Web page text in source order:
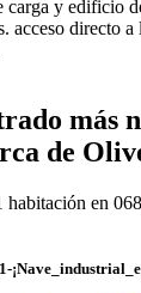
carga y edificio
acceso directo a
más
de